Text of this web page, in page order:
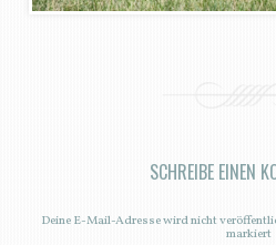
SCHREIBE EINEN
Deine E-Mail-Adresse wird nicht
markiert